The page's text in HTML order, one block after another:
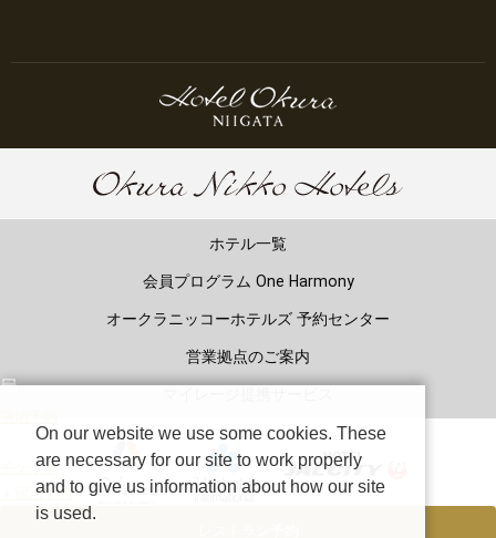
ホテル一覧
会員プログラム One Harmony
オークラニッコーホテルズ 予約センター
営業拠点のご案内
チケット
＋宿泊予約
On our website we use some cookies. These
are necessary for our site to work properly
and to give us information about how our site
is used.